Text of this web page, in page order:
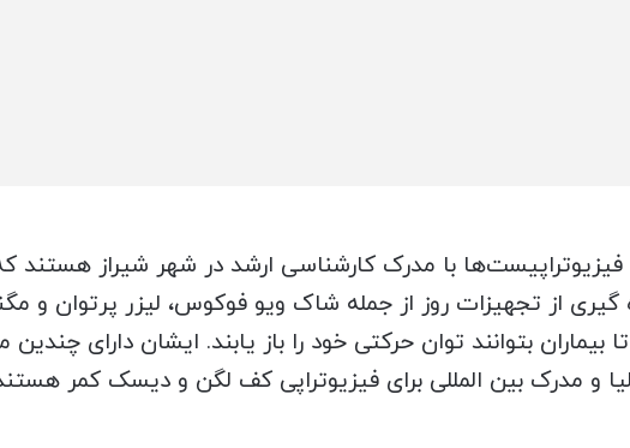
با مدرک کارشناسی ارشد در شهر شیراز هستند
گیری از تجهیزات روز از جمله شاک ویو فوکوس، لیزر پرتوان
بیماران بتوانند توان حرکتی خود را باز یابند. ایشان دارای
و مدرک بین المللی برای فیزیوتراپی کف لگن و دیسک کمر